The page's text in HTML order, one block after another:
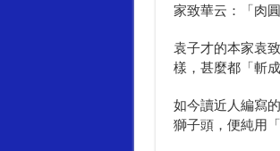
家致華云：「肉
袁子才的本家袁
樣，甚麼都「斬
如今讀近人編寫
獅子頭，便純用